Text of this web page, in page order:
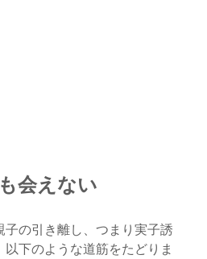
会えない
の引き離し、つまり実子誘
下のような道筋をたどりま